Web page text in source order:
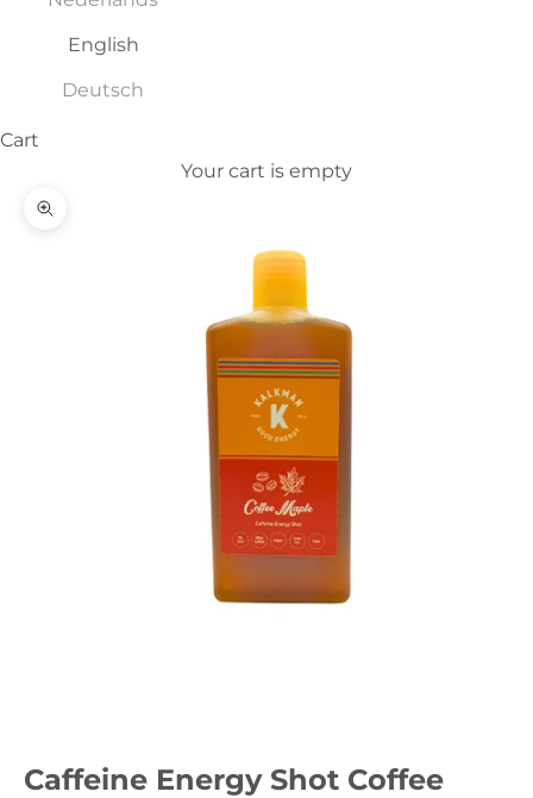
English
Deutsch
Cart
Your cart is empty
Zoom picture
Caffeine Energy Shot Coffee